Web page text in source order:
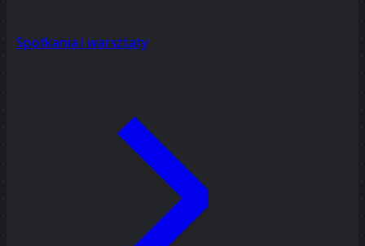
Spotkania i warsztaty